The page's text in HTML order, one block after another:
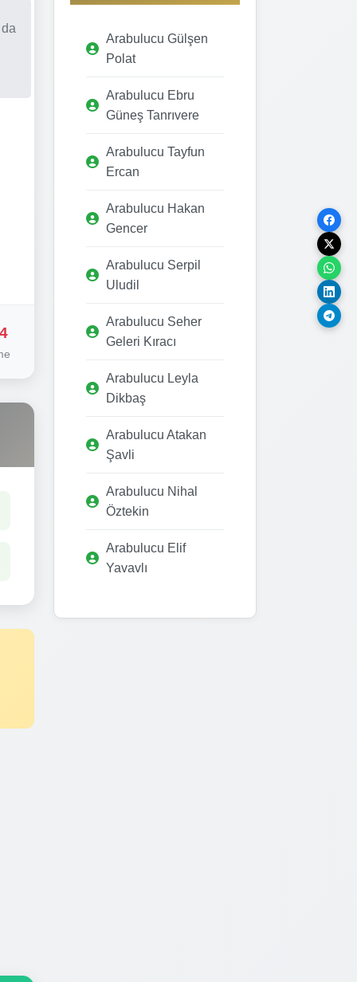
Arabulucu Gülşen
Polat
Arabulucu Ebru
Güneş Tanrıvere
Arabulucu Tayfun
Ercan
Arabulucu Hakan
Gencer
Arabulucu Serpil
Uludil
Arabulucu Seher
Geleri Kıracı
Arabulucu Leyla
Dikbaş
Arabulucu Atakan
Şavli
Arabulucu Nihal
Öztekin
Arabulucu Elif
Yavavlı